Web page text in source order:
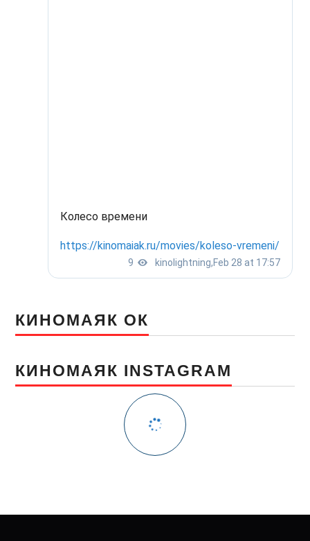
КИНОМАЯК ОК
КИНОМАЯК INSTAGRAM